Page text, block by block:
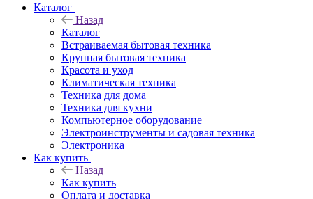
Каталог
Назад
Каталог
Встраиваемая бытовая техника
Крупная бытовая техника
Красота и уход
Климатическая техника
Техника для дома
Техника для кухни
Компьютерное оборудование
Электроинструменты и садовая техника
Электроника
Как купить
Назад
Как купить
Оплата и доставка